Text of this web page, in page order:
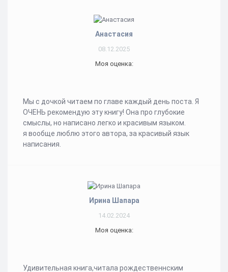
Анастасия
08.12.2025
Моя оценка:
Мы с дочкой читаем по главе каждый день поста. Я
ОЧЕНЬ рекомендую эту книгу! Она про глубокие
смыслы, но написано легко и красивым языком.
я вообще люблю этого автора, за красивый язык
написания.
Ирина Шапара
14.02.2024
Моя оценка:
Удивительная книга,читала рождественнским